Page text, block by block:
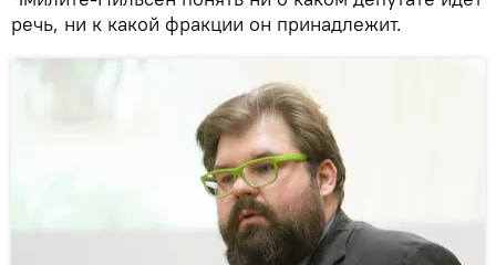
речь, ни к какой фракции он принадлежит.